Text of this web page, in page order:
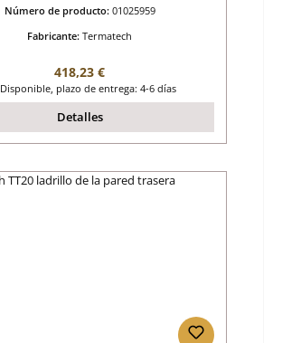
Número de producto: 01025959
Fabricante: Termatech
Precio normal:
418,23 €
Disponible, plazo de entrega: 4-6 días
Detalles